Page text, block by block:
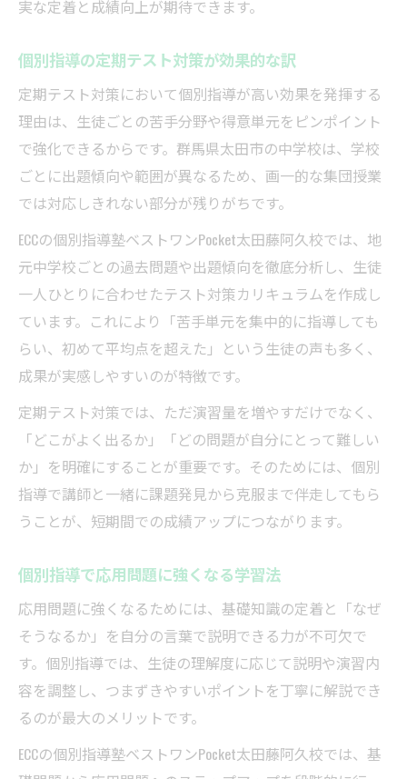
実な定着と成績向上が期待できます。
個別指導の定期テスト対策が効果的な訳
定期テスト対策において個別指導が高い効果を発揮する
理由は、生徒ごとの苦手分野や得意単元をピンポイント
で強化できるからです。群馬県太田市の中学校は、学校
ごとに出題傾向や範囲が異なるため、画一的な集団授業
では対応しきれない部分が残りがちです。
ECCの個別指導塾ベストワンPocket太田藤阿久校では、地
元中学校ごとの過去問題や出題傾向を徹底分析し、生徒
一人ひとりに合わせたテスト対策カリキュラムを作成し
ています。これにより「苦手単元を集中的に指導しても
らい、初めて平均点を超えた」という生徒の声も多く、
成果が実感しやすいのが特徴です。
定期テスト対策では、ただ演習量を増やすだけでなく、
「どこがよく出るか」「どの問題が自分にとって難しい
か」を明確にすることが重要です。そのためには、個別
指導で講師と一緒に課題発見から克服まで伴走してもら
うことが、短期間での成績アップにつながります。
個別指導で応用問題に強くなる学習法
応用問題に強くなるためには、基礎知識の定着と「なぜ
そうなるか」を自分の言葉で説明できる力が不可欠で
す。個別指導では、生徒の理解度に応じて説明や演習内
容を調整し、つまずきやすいポイントを丁寧に解説でき
るのが最大のメリットです。
ECCの個別指導塾ベストワンPocket太田藤阿久校では、基